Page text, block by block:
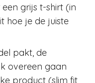
grijs t-shirt (in
hoe je de juiste
pakt, de
overeen gaan
product (slim fit